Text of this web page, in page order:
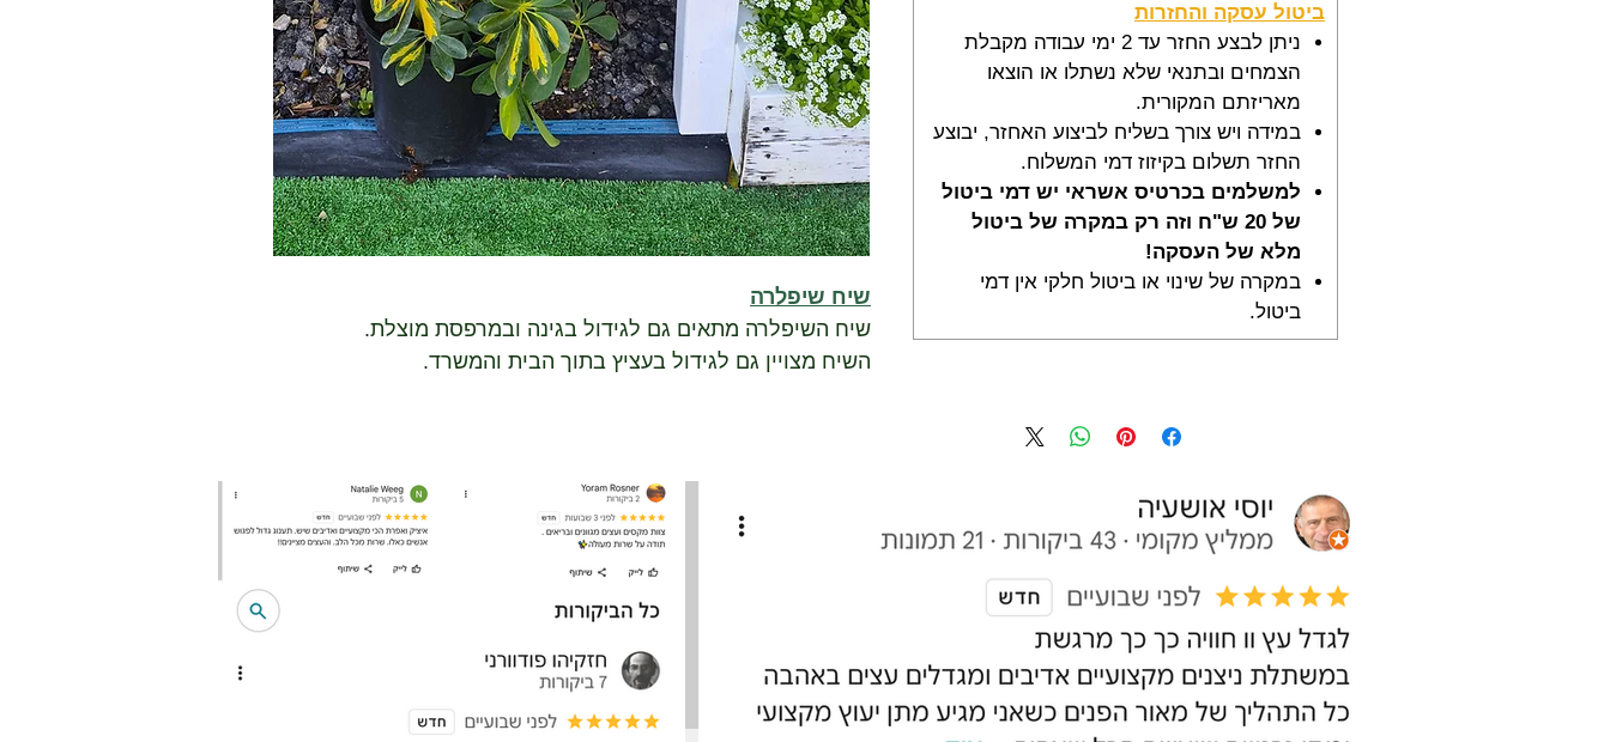
שיח שיפלרה
שיח השיפלרה מתאים גם לגידול בגינה ובמרפסת מוצלת.
השיח מצויין גם לגידול בעציץ בתוך הבית והמשרד.
השיפלרה הוא צמח עמיד מאוד וקל לגידול.
קצב צימוח איטי
עונת גידול: לשתילה בכול ימות.
דרישות השקיה: השקיה בינונית עד מועטה חסכוני במים.
תנאי גידול: צל עם הרבה אור או 2 עד 3 שעות שמש ישירה.
שימושים עקריים: כצמח בודד בקרקע או בעציץ או כגדר חי.
ביטול עסקה והחזרות
ניתן לבצע החזר עד 2 ימי עבודה מקבלת
הצמחים ובתנאי שלא נשתלו או הוצאו
מאריזתם המקורית.
במידה ויש צורך בשליח לביצוע האחזר, יבוצע
החזר תשלום בקיזוז דמי המשלוח.
למשלמים בכרטיס אשראי יש דמי ביטול
של 20 ש"ח וזה רק במקרה של ביטול
מלא של העסקה!
במקרה של שינוי או ביטול חלקי אין דמי
ביטול.